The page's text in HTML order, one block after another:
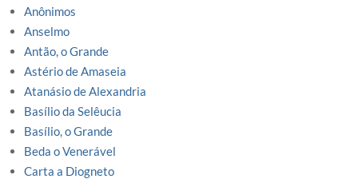
Anônimos
Anselmo
Antão, o Grande
Astério de Amaseia
Atanásio de Alexandria
Basílio da Selêucia
Basílio, o Grande
Beda o Venerável
Carta a Diogneto